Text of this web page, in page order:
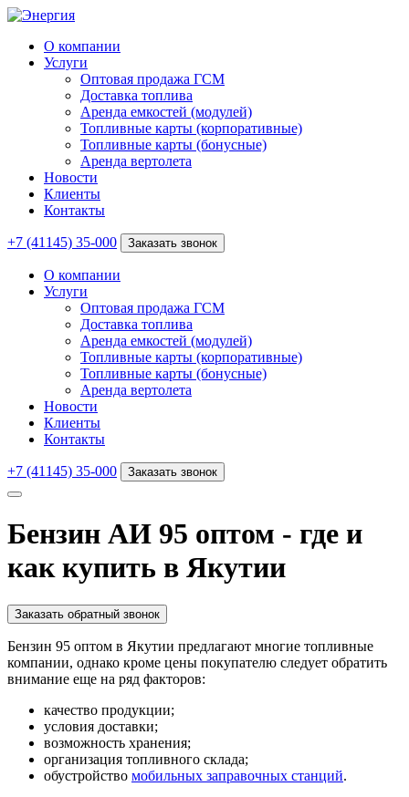
О компании
Услуги
Оптовая продажа ГСМ
Доставка топлива
Аренда емкостей (модулей)
Топливные карты (корпоративные)
Топливные карты (бонусные)
Аренда вертолета
Новости
Клиенты
Контакты
+7 (41145) 35-000 Заказать звонок
О компании
Услуги
Оптовая продажа ГСМ
Доставка топлива
Аренда емкостей (модулей)
Топливные карты (корпоративные)
Топливные карты (бонусные)
Аренда вертолета
Новости
Клиенты
Контакты
+7 (41145) 35-000 Заказать звонок
Бензин АИ 95 оптом - где и
как купить в Якутии
Заказать обратный звонок
Бензин 95 оптом в Якутии предлагают многие топливные
компании, однако кроме цены покупателю следует обратить
внимание еще на ряд факторов:
качество продукции;
условия доставки;
возможность хранения;
организация топливного склада;
обустройство мобильных заправочных станций.